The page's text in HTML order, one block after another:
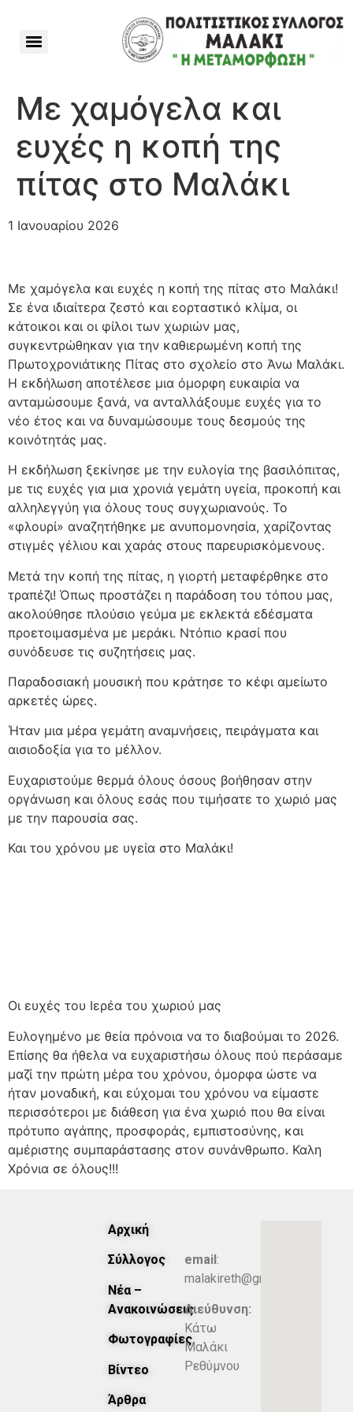
Με χαμόγελα και
ευχές η κοπή της
πίτας στο Μαλάκι
1 Ιανουαρίου 2026
Με χαμόγελα και ευχές η κοπή της πίτας στο Μαλάκι!
Σε ένα ιδιαίτερα ζεστό και εορταστικό κλίμα, οι
κάτοικοι και οι φίλοι των χωριών μας,
συγκεντρώθηκαν για την καθιερωμένη κοπή της
Πρωτοχρονιάτικης Πίτας στο σχολείο στο Άνω Μαλάκι.
Η εκδήλωση αποτέλεσε μια όμορφη ευκαιρία να
ανταμώσουμε ξανά, να ανταλλάξουμε ευχές για το
νέο έτος και να δυναμώσουμε τους δεσμούς της
κοινότητάς μας.
Η εκδήλωση ξεκίνησε με την ευλογία της βασιλόπιτας,
με τις ευχές για μια χρονιά γεμάτη υγεία, προκοπή και
αλληλεγγύη για όλους τους συγχωριανούς. Το
«φλουρί» αναζητήθηκε με ανυπομονησία, χαρίζοντας
στιγμές γέλιου και χαράς στους παρευρισκόμενους.
Μετά την κοπή της πίτας, η γιορτή μεταφέρθηκε στο
τραπέζι! Όπως προστάζει η παράδοση του τόπου μας,
ακολούθησε πλούσιο γεύμα με εκλεκτά εδέσματα
προετοιμασμένα με μεράκι. Ντόπιο κρασί που
συνόδευσε τις συζητήσεις μας.
Παραδοσιακή μουσική που κράτησε το κέφι αμείωτο
αρκετές ώρες.
Ήταν μια μέρα γεμάτη αναμνήσεις, πειράγματα και
αισιοδοξία για το μέλλον.
Ευχαριστούμε θερμά όλους όσους βοήθησαν στην
οργάνωση και όλους εσάς που τιμήσατε το χωριό μας
με την παρουσία σας.
Και του χρόνου με υγεία στο Μαλάκι!
Οι ευχές του Ιερέα του χωριού μας
Ευλογημένο με θεία πρόνοια να το διαβούμαι το 2026.
Επίσης θα ήθελα να ευχαριστήσω όλους πού περάσαμε
μαζί την πρώτη μέρα του χρόνου, όμορφα ώστε να
ήταν μοναδική, και εύχομαι του χρόνου να είμαστε
περισσότεροι με διάθεση για ένα χωριό που θα είναι
πρότυπο αγάπης, προσφοράς, εμπιστοσύνης, και
αμέριστης συμπαράστασης στον συνάνθρωπο. Καλη
Χρόνια σε όλους!!!
Αρχική
Σύλλογος
Νέα –
Ανακοινώσεις
Φωτογραφίες
Βίντεο
Άρθρα
email :
malakireth@gmail.com
Διεύθυνση:
Κάτω
Μαλάκι
Ρεθύμνου